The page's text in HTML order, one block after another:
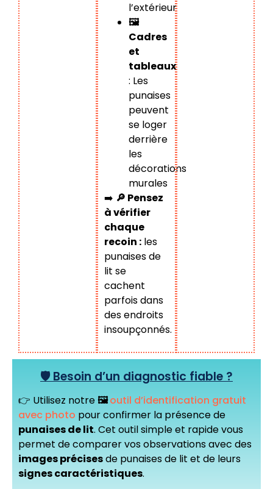
l’extérieur
🖼️
Cadres
et
tableaux
: Les
punaises
peuvent
se loger
derrière
les
décorations
murales
➡️ 🔎 Pensez
à vérifier
chaque
recoin : les
punaises de
lit se
cachent
parfois dans
des endroits
insoupçonnés.
🛡️ Besoin d’un diagnostic fiable ?
👉 Utilisez notre🖼️outil d’identification gratuit
avec photo pour confirmer la présence de
punaises de lit. Cet outil simple et rapide vous
permet de comparer vos observations avec des
images précisesde punaises de lit et de leurs
signes caractéristiques.